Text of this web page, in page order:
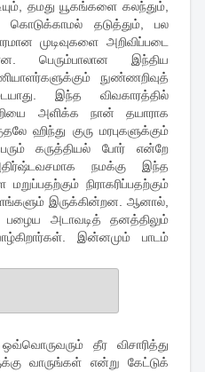
தமது யூகங்களை கலந்தும்,
கொடுக்காமல் தடுத்தும், பல
முடிவுகளை அறிவிப்படை
பெரும்பாலான இந்திய
நுண்ணறிவுத்
இந்த விவகாரத்தில்
அளிக்க நான் தயாராக
ஹிந்து குரு மரபுகளுக்கும்
கருத்தியல் போர் என்றே
நமக்கு இந்த
நிராகரிப்பதற்கும்
இருக்கின்றன. ஆனால்,
அடாவடித் தனத்திலும்
இன்னமும் பாடம்
தீர விசாரித்து
வாருங்கள் என்று கேட்டுக்